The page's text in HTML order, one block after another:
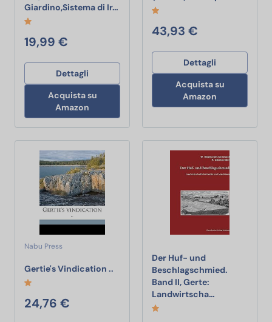
Giardino,Sistema di Ir… MULEVIP 200 pcs Kit irrigazione
19,99 €
Dettagli
Acquista su
Amazon
43,93 €
Dettagli
Acquista su
Amazon
Nabu Press
Gertie's Vindication .. Gertie's Vindication ..
24,76 €
Der Huf- und
Beschlagschmied.
Band II, Gerte:
Landwirtscha…